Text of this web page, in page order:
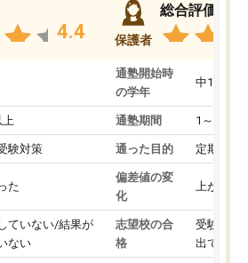
4.4
上
験対策
た
ていない/結果が
ない
保護者
総合評価
通塾開始時
の学年
中1
通塾期間 1～3ヵ月
通った目的 定期テス
偏差値の変
化
上がった
志望校の合
格
受験して
出ていな